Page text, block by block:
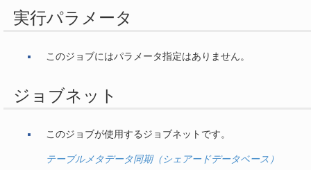
実行パラメータ
このジョブにはパラメータ指定はありません。
ジョブネット
このジョブが使用するジョブネットです。
テーブルメタデータ同期（シェアードデータベース）